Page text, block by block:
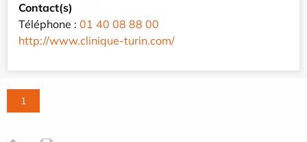
Contact(s)
Téléphone : 01 40 08 88 00
http://www.clinique-turin.com/
1